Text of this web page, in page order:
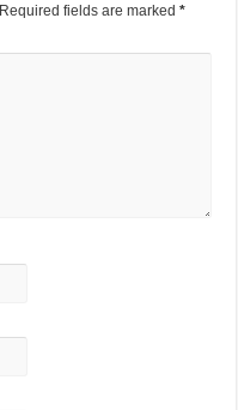
Required fields are marked*